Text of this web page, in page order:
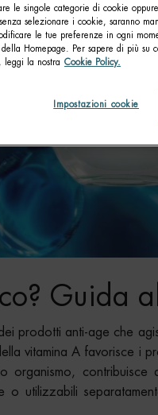
Guida
prodotti anti-age che
vitamina A favorisce i
organismo, contribuisce
o utilizzabili
le singole categorie di cookie
selezionare i cookie, saranno
le tue preferenze in ogni
Homepage. Per sapere di più
leggi la nostra Cookie Policy.
Impostazioni cookie